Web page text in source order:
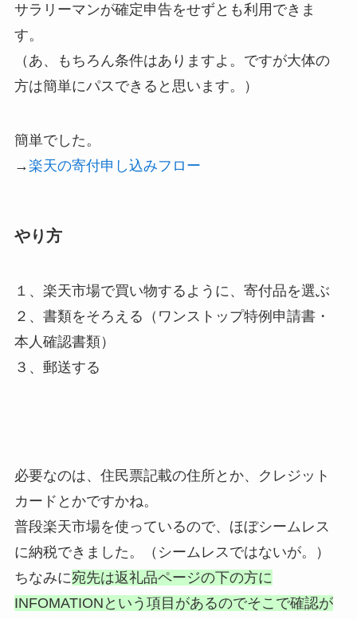
サラリーマンが確定申告をせずとも利用できま
す。
（あ、もちろん条件はありますよ。ですが大体の
方は簡単にパスできると思います。）
簡単でした。
→楽天の寄付申し込みフロー
やり方
１、楽天市場で買い物するように、寄付品を選ぶ
２、書類をそろえる（ワンストップ特例申請書・
本人確認書類）
３、郵送する
必要なのは、住民票記載の住所とか、クレジット
カードとかですかね。
普段楽天市場を使っているので、ほぼシームレス
に納税できました。（シームレスではないが。）
ちなみに宛先は返礼品ページの下の方に
INFOMATIONという項目があるのでそこで確認が